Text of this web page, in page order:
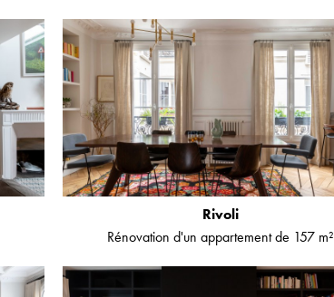
Rivoli
Rénovation d'un appartement de 157 m²